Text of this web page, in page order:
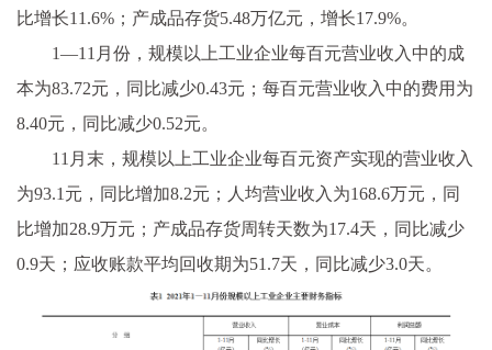
比增长11.6%；产成品存货5.48万亿元，增长17.9%。
1—11月份，规模以上工业企业每百元营业收入中的成
本为83.72元，同比减少0.43元；每百元营业收入中的费用为
8.40元，同比减少0.52元。
11月末，规模以上工业企业每百元资产实现的营业收入
为93.1元，同比增加8.2元；人均营业收入为168.6万元，同
比增加28.9万元；产成品存货周转天数为17.4天，同比减少
0.9天；应收账款平均回收期为51.7天，同比减少3.0天。